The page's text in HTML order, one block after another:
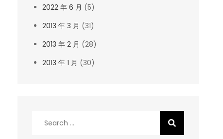
2022 年 6 月 (5)
2013 年 3 月 (31)
2013 年 2 月 (28)
2013 年 1 月 (30)